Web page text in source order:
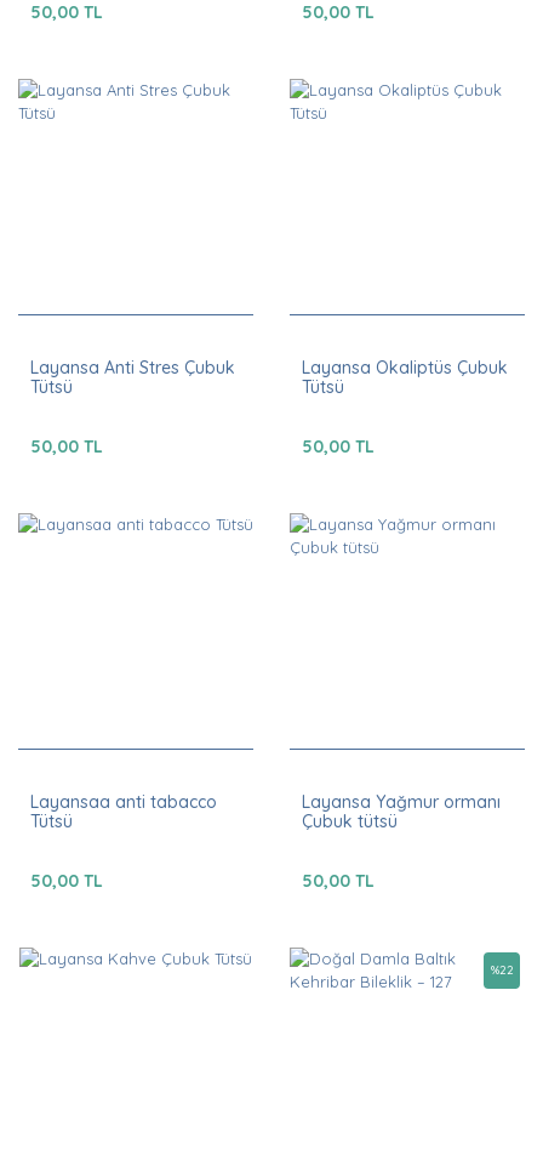
50,00 TL 50,00 TL
Layansa Anti Stres Çubuk
Tütsü
50,00 TL
Layansa Okaliptüs Çubuk
Tütsü
50,00 TL
Layansaa anti tabacco
Tütsü
50,00 TL
Layansa Yağmur ormanı
Çubuk tütsü
50,00 TL
%22